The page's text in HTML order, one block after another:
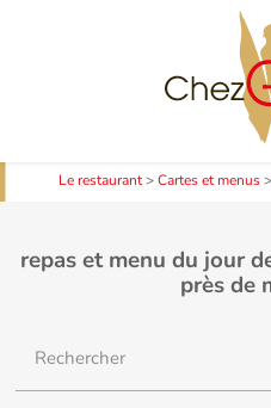
Le restaurant>Cartes et menus >
repas et menu du jour
près de
Rechercher